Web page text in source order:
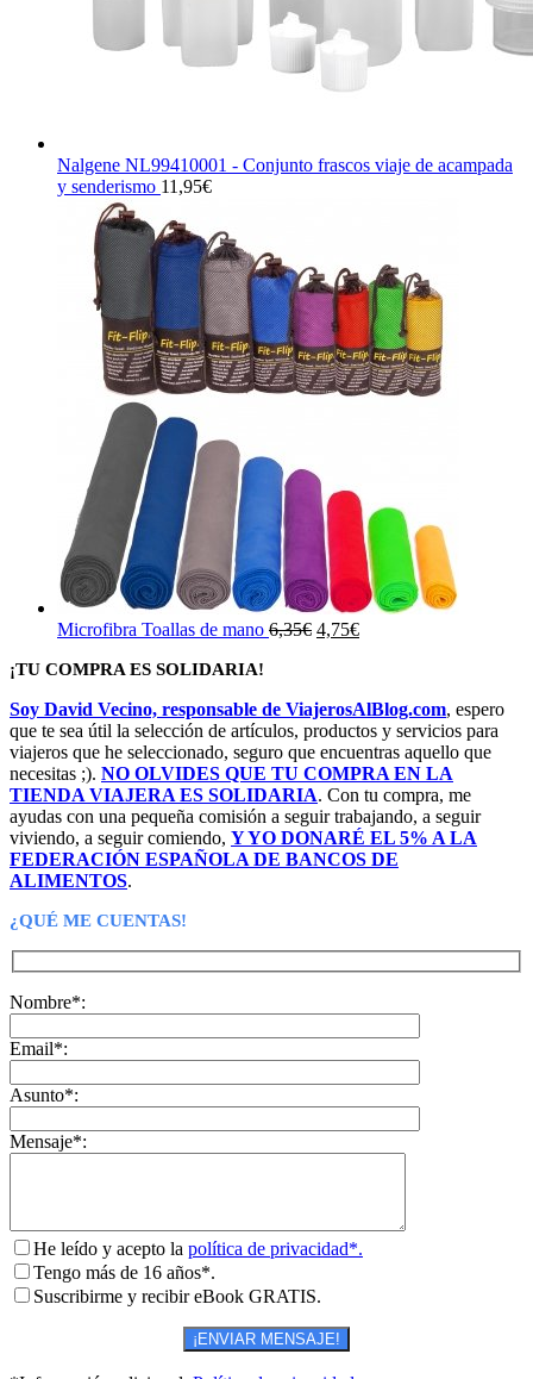
Nalgene NL99410001 - Conjunto frascos viaje de acampada
y senderismo 11,95€
Microfibra Toallas de mano 6,35€ El
6,35€.
4,75€El
4,75€.
¡TU COMPRA ES SOLIDARIA!
Soy David Vecino, responsable de ViajerosAlBlog.com, espero
que te sea útil la selección de artículos, productos y servicios para
viajeros que he seleccionado, seguro que encuentras aquello que
necesitas ;). NO OLVIDES QUE TU COMPRA EN LA
TIENDA VIAJERA ES SOLIDARIA. Con tu compra, me
ayudas con una pequeña comisión a seguir trabajando, a seguir
viviendo, a seguir comiendo, Y YO DONARÉ EL 5% A LA
FEDERACIÓN ESPAÑOLA DE BANCOS DE
ALIMENTOS.
¿QUÉ ME CUENTAS!
Nombre*:
Email*:
Asunto*:
Mensaje*:
He leído y acepto la política de privacidad*.
Tengo más de 16 años*.
Suscribirme y recibir eBook GRATIS.